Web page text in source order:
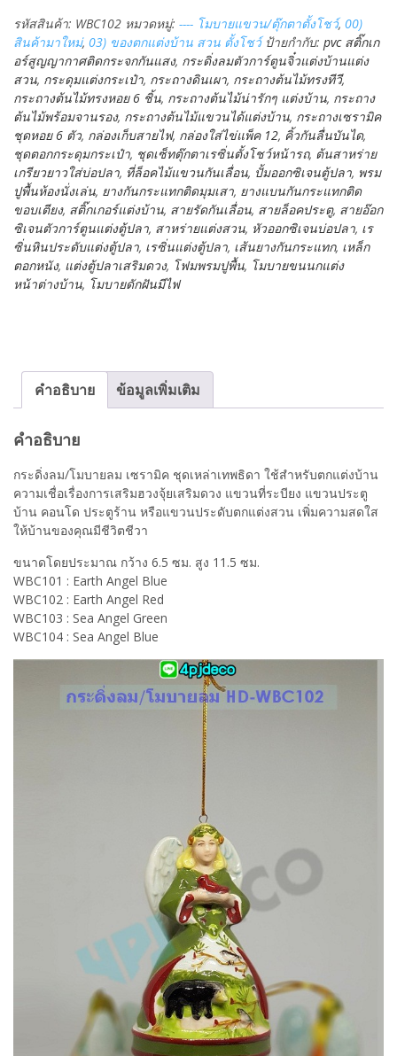
ลม/
โมบาย
ลม
เทพธิดา
Earth
Angel
Red
ชิ้น
รหัสสินค้า: WBC102 หมวดหมู่: ---- โมบายแขวน/ตุ๊กตาตั้งโชว์, 00)
สินค้ามาใหม่, 03) ของตกแต่งบ้าน สวน ตั้งโชว์ ป้ายกำกับ: pvc สติ๊กเก
อร์สูญญากาศติดกระจกกันแสง, กระดิ่งลมตัวการ์ตูนจิ๋วแต่งบ้านแต่ง
สวน, กระดุมแต่งกระเป๋า, กระถางดินเผา, กระถางต้นไม้ทรงทีวี,
กระถางต้นไม้ทรงหอย 6 ชิ้น, กระถางต้นไม้น่ารักๆ แต่งบ้าน, กระถาง
ต้นไม้พร้อมจานรอง, กระถางต้นไม้แขวนได้แต่งบ้าน, กระถางเซรามิค
ชุดหอย 6 ตัว, กล่องเก็บสายไฟ, กล่องใส่ไข่แพ็ค 12, คิ้วกันลื่นบันได,
ชุดตอกกระดุมกระเป๋า, ชุดเซ็ทตุ๊กตาเรซิ่นตั้งโชว์หน้ารถ, ต้นสาหร่าย
เกรียวยาวใส่บ่อปลา, ที่ล็อคไม้แขวนกันเลื่อน, ปั้มออกซิเจนตู้ปลา, พรม
ปูพื้นห้องนั่งเล่น, ยางกันกระแทกติดมุมเสา, ยางแบนกันกระแทกติด
ขอบเตียง, สติ๊กเกอร์แต่งบ้าน, สายรัดกันเลื่อน, สายล็อคประตู, สายอ๊อก
ซิเจนตัวการ์ตูนแต่งตู้ปลา, สาหร่ายแต่งสวน, หัวออกซิเจนบ่อปลา, เร
ซิ่นหินประดับแต่งตู้ปลา, เรซิ่นแต่งตู้ปลา, เส้นยางกันกระแทก, เหล็ก
ตอกหนัง, แต่งตู้ปลาเสริมดวง, โฟมพรมปูพื้น, โมบายขนนกแต่ง
หน้าต่างบ้าน, โมบายดักฝันมีไฟ
คำอธิบาย ข้อมูลเพิ่มเติม
คำอธิบาย
กระดิ่งลม/โมบายลม เซรามิค ชุดเหล่าเทพธิดา ใช้สำหรับตกแต่งบ้าน
ความเชื่อเรื่องการเสริมฮวงจุ้ยเสริมดวง แขวนที่ระบียง แขวนประตู
บ้าน คอนโด ประตูร้าน หรือแขวนประดับตกแต่งสวน เพิ่มความสดใส
ให้บ้านของคุณมีชีวิตชีวา
ขนาดโดยประมาณ กว้าง 6.5 ซม. สูง 11.5 ซม.
WBC101 : Earth Angel Blue
WBC102 : Earth Angel Red
WBC103 : Sea Angel Green
WBC104 : Sea Angel Blue